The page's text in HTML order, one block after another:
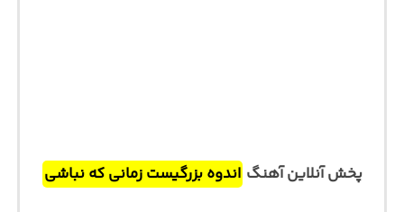
پخش آنلاین آهنگ اندوه بزرگیست زمانی که نباشی